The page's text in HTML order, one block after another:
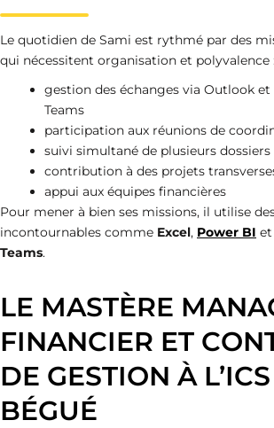
Le quotidien de Sami est rythmé par des
qui nécessitent organisation et polyvalence
gestion des échanges via Outlook
Teams
participation aux réunions de
suivi simultané de plusieurs dossiers
contribution à des projets
appui aux équipes financières
Pour mener à bien ses missions, il utilise
incontournables comme Excel, Power BI et
Teams.
LE MASTÈRE
FINANCIER ET
DE GESTION À L’ICS
BÉGUÉ